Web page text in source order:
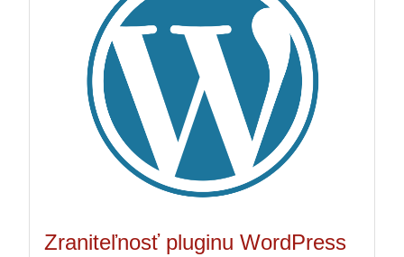
Zraniteľnosť pluginu WordPress